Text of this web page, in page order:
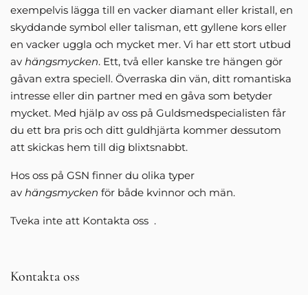
exempelvis lägga till en vacker diamant eller kristall, en
skyddande symbol eller talisman, ett gyllene kors eller
en vacker uggla och mycket mer. Vi har ett stort utbud
av hängsmycken. Ett, två eller kanske tre hängen gör
gåvan extra speciell. Överraska din vän, ditt romantiska
intresse eller din partner med en gåva som betyder
mycket. Med hjälp av oss på Guldsmedspecialisten får
du ett bra pris och ditt guldhjärta kommer dessutom
att skickas hem till dig blixtsnabbt.
Hos oss på GSN finner du olika typer
av hängsmycken för både kvinnor och män.
Tveka inte att Kontakta oss .
Kontakta oss